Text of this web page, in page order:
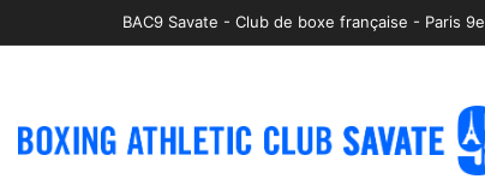
BAC9 Savate - Club de boxe française - Paris 9e